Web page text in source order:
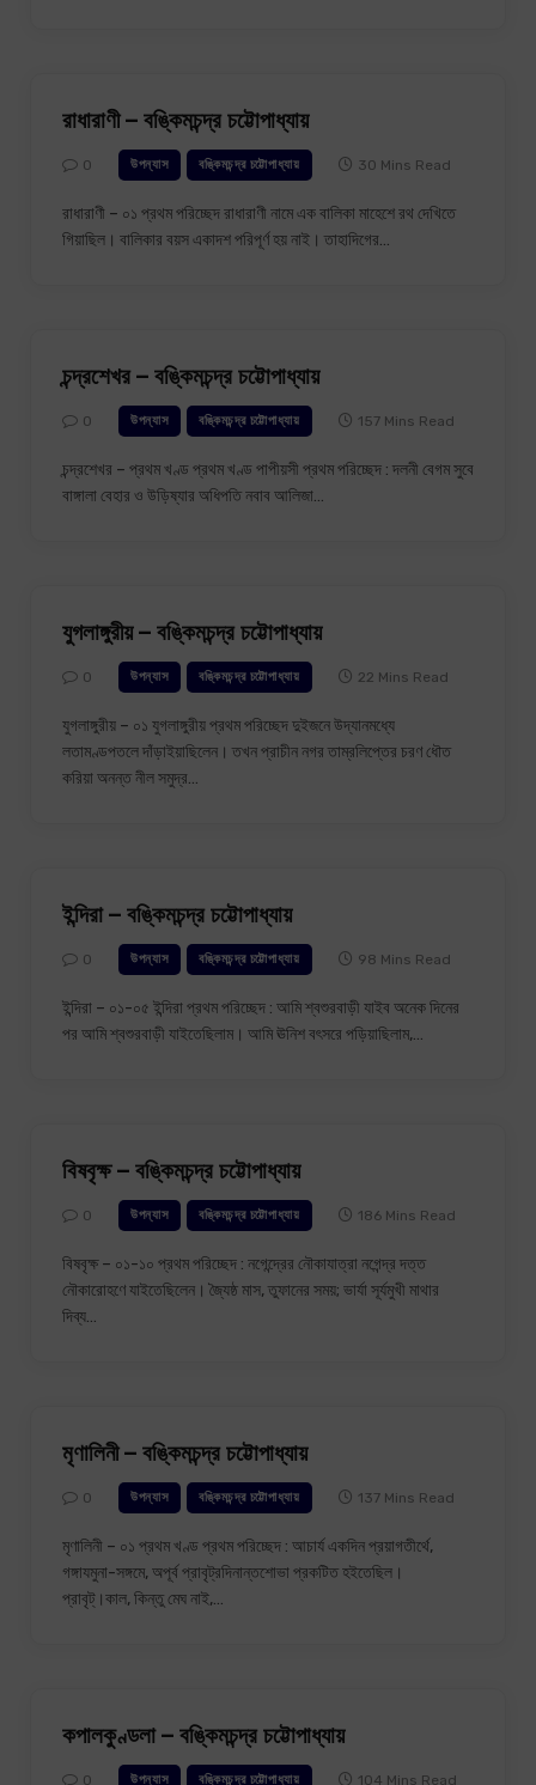
রাধারাণী – বঙ্কিমচন্দ্র চট্টোপাধ্যায়
0 উপন্যাস বঙ্কিমচন্দ্র চট্টোপাধ্যায় 30 Mins Read
রাধারাণী – ০১ প্রথম পরিচ্ছেদ রাধারাণী নামে এক বালিকা মাহেশে রথ দেখিতে
গিয়াছিল। বালিকার বয়স একাদশ পরিপূর্ণ হয় নাই। তাহাদিগের…
চন্দ্রশেখর – বঙ্কিমচন্দ্র চট্টোপাধ্যায়
0 উপন্যাস বঙ্কিমচন্দ্র চট্টোপাধ্যায় 157 Mins Read
চন্দ্রশেখর – প্রথম খণ্ড প্রথম খণ্ড পাপীয়সী প্রথম পরিচ্ছেদ : দলনী বেগম সুবে
বাঙ্গালা বেহার ও উড়িষ্যার অধিপতি নবাব আলিজা…
যুগলাঙ্গুরীয় – বঙ্কিমচন্দ্র চট্টোপাধ্যায়
0 উপন্যাস বঙ্কিমচন্দ্র চট্টোপাধ্যায় 22 Mins Read
যুগলাঙ্গুরীয় – ০১ যুগলাঙ্গুরীয় প্রথম পরিচ্ছেদ দুইজনে উদ্যানমধ্যে
লতামণ্ডপতলে দাঁড়াইয়াছিলেন। তখন প্রাচীন নগর তাম্রলিপ্তের চরণ ধৌত
করিয়া অনন্ত নীল সমুদ্র…
ইন্দিরা – বঙ্কিমচন্দ্র চট্টোপাধ্যায়
0 উপন্যাস বঙ্কিমচন্দ্র চট্টোপাধ্যায় 98 Mins Read
ইন্দিরা – ০১-০৫ ইন্দিরা প্রথম পরিচ্ছেদ : আমি শ্বশুরবাড়ী যাইব অনেক দিনের
পর আমি শ্বশুরবাড়ী যাইতেছিলাম। আমি ঊনিশ বৎসরে পড়িয়াছিলাম,…
বিষবৃক্ষ – বঙ্কিমচন্দ্র চট্টোপাধ্যায়
0 উপন্যাস বঙ্কিমচন্দ্র চট্টোপাধ্যায় 186 Mins Read
বিষবৃক্ষ – ০১-১০ প্রথম পরিচ্ছেদ : নগেন্দ্রের নৌকাযাত্রা নগেন্দ্র দত্ত
নৌকারোহণে যাইতেছিলেন। জ্যৈষ্ঠ মাস, তুফানের সময়; ভার্যা সূর্যমুখী মাথার
দিব্য…
মৃণালিনী – বঙ্কিমচন্দ্র চট্টোপাধ্যায়
0 উপন্যাস বঙ্কিমচন্দ্র চট্টোপাধ্যায় 137 Mins Read
মৃণালিনী – ০১ প্রথম খণ্ড প্রথম পরিচ্ছেদ : আচার্য একদিন প্রয়াগতীর্থে,
গঙ্গাযমুনা-সঙ্গমে, অপূর্ব প্রাবৃট্র‍দিনান্তশোভা প্রকটিত হইতেছিল।
প্রাবৃট্।‍কাল, কিন্তু মেঘ নাই,…
কপালকুণ্ডলা – বঙ্কিমচন্দ্র চট্টোপাধ্যায়
0 উপন্যাস বঙ্কিমচন্দ্র চট্টোপাধ্যায় 104 Mins Read